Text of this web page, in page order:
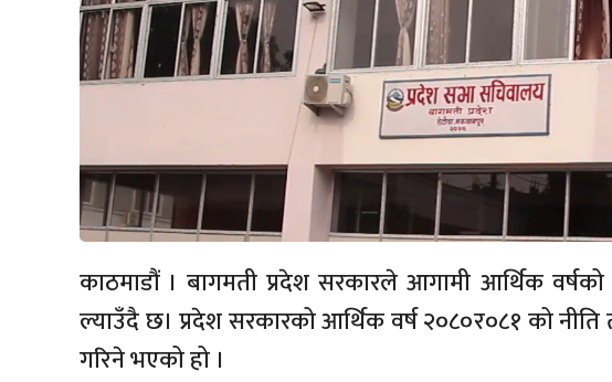
काठमाडौं । बागमती प्रदेश सरकारले आगामी आर्थिक
ल्याउँदै छ। प्रदेश सरकारको आर्थिक वर्ष २०८०र०८१ को
गरिने भएको हो ।